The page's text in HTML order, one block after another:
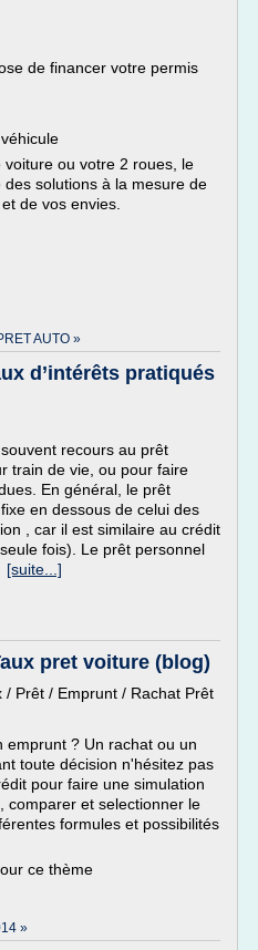
de financer votre permis
ou votre 2 roues, le
solutions à la mesure de
de vos envies.
AUTO »
d’intérêts pratiqués
recours au prêt
train de vie, ou pour faire
En général, le prêt
en dessous de celui des
, car il est similaire au crédit
fois). Le prêt personnel
[suite...]
pret voiture (blog)
/ Prêt / Emprunt / Rachat Prêt
emprunt ? Un rachat ou un
toute décision n'hésitez pas
pour faire une simulation
comparer et selectionner le
formules et possibilités
ce thème
»